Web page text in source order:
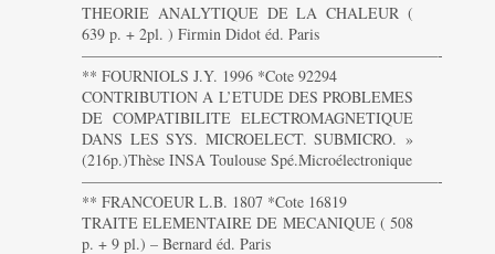
THEORIE ANALYTIQUE DE LA CHALEUR (
639 p. + 2pl. ) Firmin Didot éd. Paris
———————————————————————-
** FOURNIOLS J.Y. 1996 *Cote 92294
CONTRIBUTION A L’ETUDE DES PROBLEMES
DE COMPATIBILITE ELECTROMAGNETIQUE
DANS LES SYS. MICROELECT. SUBMICRO. »
(216p.)Thèse INSA Toulouse Spé.Microélectronique
———————————————————————-
** FRANCOEUR L.B. 1807 *Cote 16819
TRAITE ELEMENTAIRE DE MECANIQUE ( 508
p. + 9 pl.) – Bernard éd. Paris